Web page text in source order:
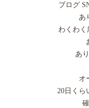
ブログ
あ
わくわく
あ
オ
20日くら